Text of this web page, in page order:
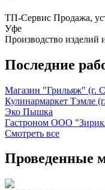
ТП-Сервис Продажа,
Уфе
Производство изделий
Последние
Магазин "Грильяж" (г.
Кулинармаркет Тэмле
Эко Пышка
Гастроном ООО
Смотреть все
Проведенные